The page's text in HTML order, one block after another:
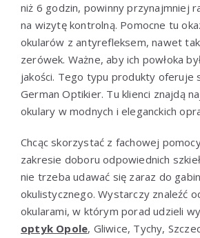
niż 6 godzin, powinny przynajmniej
na wizytę kontrolną. Pomocne tu
okularów z antyrefleksem, nawet
zerówek. Ważne, aby ich powłoka
jakości. Tego typu produkty oferuje
German Optikier. Tu klienci znajdą
okulary w modnych i eleganckich
Chcąc skorzystać z fachowej
zakresie doboru odpowiednich
nie trzeba udawać się zaraz do
okulistycznego. Wystarczy znaleźć
okularami, w którym porad udzieli
optyk Opole, Gliwice, Tychy,